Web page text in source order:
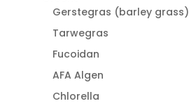
Gerstegras (barley grass)
Tarwegras
Fucoidan
AFA Algen
Chlorella